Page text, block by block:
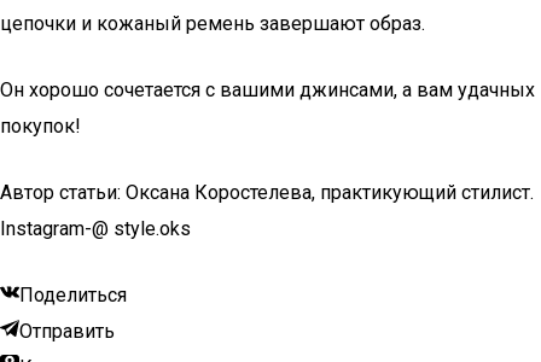
цепочки и кожаный ремень завершают образ.
Он хорошо сочетается с вашими джинсами, а вам удачных
покупок!
Автор статьи: Оксана Коростелева, практикующий стилист.
Instagram-@ style.oks
Поделиться
Отправить